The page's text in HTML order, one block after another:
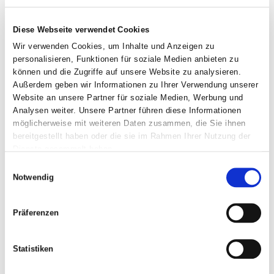
Diese Webseite verwendet Cookies
Wir verwenden Cookies, um Inhalte und Anzeigen zu
personalisieren, Funktionen für soziale Medien anbieten zu
können und die Zugriffe auf unsere Website zu analysieren.
Außerdem geben wir Informationen zu Ihrer Verwendung unserer
Website an unsere Partner für soziale Medien, Werbung und
Analysen weiter. Unsere Partner führen diese Informationen
möglicherweise mit weiteren Daten zusammen, die Sie ihnen
bereitgestellt haben oder die sie im Rahmen Ihrer Nutzung der
Notwendig
Präferenzen
Statistiken
Marvin Breitling, Berater
Logopäde, Medizinprodukteberater
nördliches Rheinland/Ruhrgebiet
E-Mail:
m.breitling@prentke-romich.de
E-Mail zentrale Terminvergabe:
0561 785 59 29